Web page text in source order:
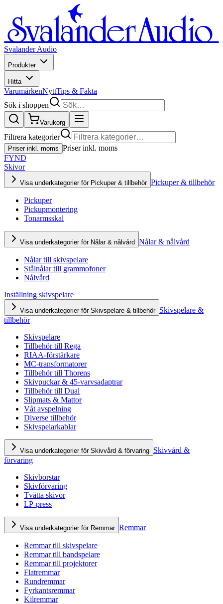
Svalander Audio
Produkter
Hitta
VarumärkenNyttTips & Fakta
Sök i shoppen
Varukorg
Filtrera kategorier
Priser inkl. moms Priser inkl. moms
FYND
Skivor
Visa underkategorier för Pickuper & tillbehör Pickuper & tillbehör
Pickuper
Pickupmontering
Tonarmsskal
Visa underkategorier för Nålar & nålvård Nålar & nålvård
Nålar till skivspelare
Stålnålar till grammofoner
Nålvård
Inställning skivspelare
Visa underkategorier för Skivspelare & tillbehör Skivspelare &
tillbehör
Skivspelare
Tillbehör till Rega
RIAA-förstärkare
MC-transformatorer
Tillbehör till Thorens
Skivpuckar & 45-varvsadaptrar
Tillbehör till Dual
Slipmats & Mattor
Våt avspelning
Diverse tillbehör
Skivspelarkablar
Visa underkategorier för Skivvård & förvaring Skivvård &
förvaring
Skivborstar
Skivförvaring
Tvätta skivor
LP-press
Visa underkategorier för Remmar Remmar
Remmar till skivspelare
Remmar till bandspelare
Remmar till projektorer
Flatremmar
Rundremmar
Fyrkantsremmar
Kilremmar